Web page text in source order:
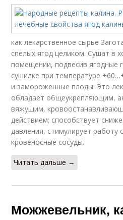
как лекарственное сырье
спелых ягод целиком. Сушат в
помещении, подвесив ягодные
сушилке при температуре
и замороженные плоды. Это
обладает общеукрепляющим,
вяжущим,
действием; способствует
давления, стимулирует работу
кровеносные сосуды.
Читать дальше →
Можжевельник,